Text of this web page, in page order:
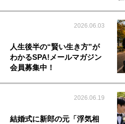
2026.06.03
人生後半の“賢い生き方”が
わかるSPA!メールマガジン
会員募集中！
2026.06.19
結婚式に新郎の元「浮気相